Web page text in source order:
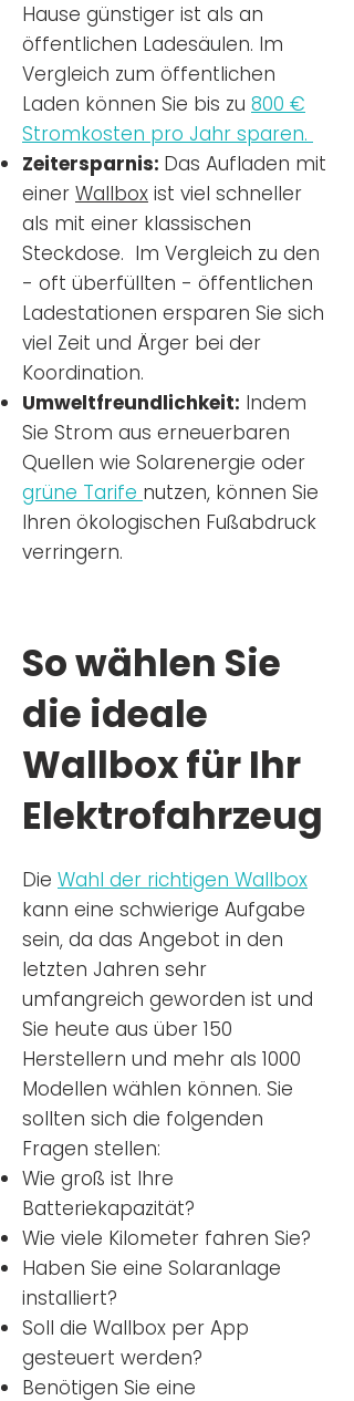
Hause günstiger ist als an
öffentlichen Ladesäulen. Im
Vergleich zum öffentlichen
Laden können Sie bis zu 800 €
Stromkosten pro Jahr sparen.
Zeitersparnis: Das Aufladen mit
einer Wallbox ist viel schneller
als mit einer klassischen
Steckdose. Im Vergleich zu den
- oft überfüllten - öffentlichen
Ladestationen ersparen Sie sich
viel Zeit und Ärger bei der
Koordination.
Umweltfreundlichkeit: Indem
Sie Strom aus erneuerbaren
Quellen wie Solarenergie oder
grüne Tarife nutzen, können Sie
Ihren ökologischen Fußabdruck
verringern.
So wählen Sie
die ideale
Wallbox für Ihr
Elektrofahrzeug
Die Wahl der richtigen Wallbox
kann eine schwierige Aufgabe
sein, da das Angebot in den
letzten Jahren sehr
umfangreich geworden ist und
Sie heute aus über 150
Herstellern und mehr als 1000
Modellen wählen können. Sie
sollten sich die folgenden
Fragen stellen:
Wie groß ist Ihre
Batteriekapazität?
Wie viele Kilometer fahren Sie?
Haben Sie eine Solaranlage
installiert?
Soll die Wallbox per App
gesteuert werden?
Benötigen Sie eine